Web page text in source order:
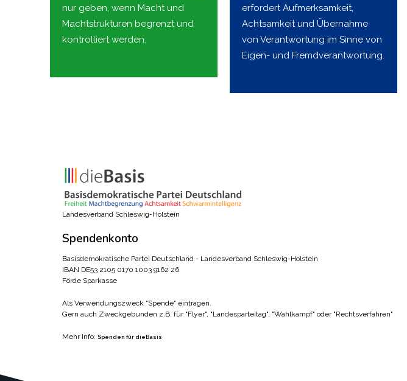
nur geben, wenn Macht und
Machtstrukturen begrenzt und
kontrolliert werden.
erfordert Aufmerksamkeit,
Achtsamkeit und Übernahme
von Verantwortung im Sinne von
Eigen- und Fremdverantwortung.
Landesverband Schleswig-Holstein
Spendenkonto
Basisdemokratische Partei Deutschland - Landesverband Schleswig-Holstein
IBAN DE53 2105 0170 1003 9162 26
Förde Sparkasse
Als Verwendungszweck "Spende" eintragen.
Gern auch Zweckgebunden z.B. für "Flyer", "Landesparteitag", "Wahlkampf" oder "Rechtsverfahren"
Mehr Info: Spenden für dieBasis